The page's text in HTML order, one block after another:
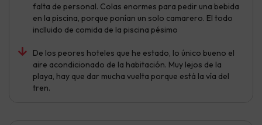
falta de personal. Colas enormes para pedir una bebida
en la piscina, porque ponían un solo camarero. El todo
inclluido de comida de la piscina pésimo
De los peores hoteles que he estado, lo único bueno el
aire acondicionado de la habitación. Muy lejos de la
playa, hay que dar mucha vuelta porque está la vía del
tren.